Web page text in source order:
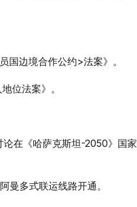
国边境合作公约>法案》。
位法案》。
在《哈萨克斯坦-2050》国
曼多式联运线路开通。